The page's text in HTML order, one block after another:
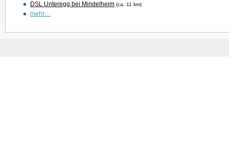
DSL Unteregg bei Mindelheim (ca. 11 km)
mehr…